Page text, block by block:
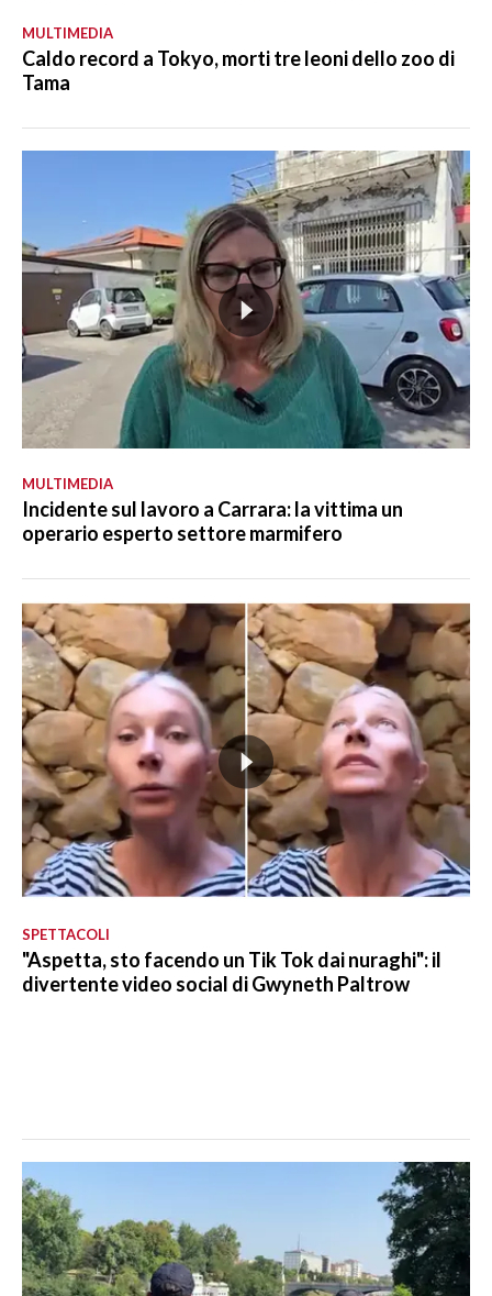
MULTIMEDIA
Caldo record a Tokyo, morti tre leoni dello zoo di
Tama
MULTIMEDIA
Incidente sul lavoro a Carrara: la vittima un
operario esperto settore marmifero
SPETTACOLI
"Aspetta, sto facendo un Tik Tok dai nuraghi": il
divertente video social di Gwyneth Paltrow